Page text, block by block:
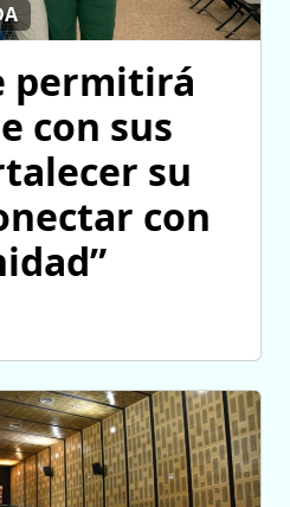
permitirá
con sus
su
con